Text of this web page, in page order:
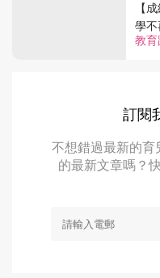
教育
【
訂閱
不想錯過最新的育
的最新文章嗎？